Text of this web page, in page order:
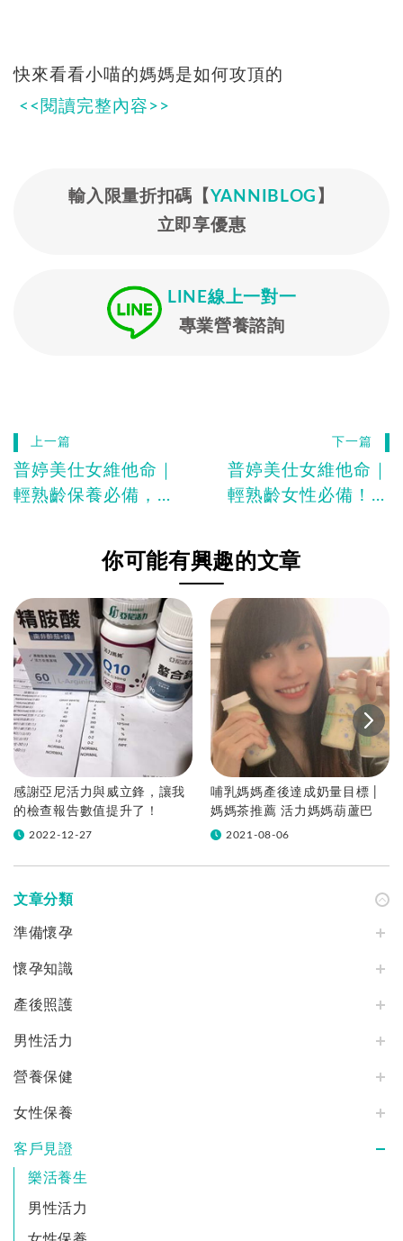
快來看看小喵的媽媽是如何攻頂的
<<閱讀完整內容>>
輸入限量折扣碼【 YANNIBLOG 】
立即享優惠
LINE線上一對一
專業營養諮詢
上一篇
普婷美仕女維他命｜
輕熟齡保養必備，照
下一篇
普婷美仕女維他命｜
輕熟齡女性必備！大
你可能有興趣的文章
感謝亞尼活力與威立鋒，讓我
的檢查報告數值提升了！
2022-12-27
哺乳媽媽產後達成奶量目標 |
媽媽茶推薦 活力媽媽葫蘆巴
2021-08-06
文章分類
準備懷孕
懷孕知識
產後照護
男性活力
營養保健
女性保養
客戶見證
樂活養生
男性活力